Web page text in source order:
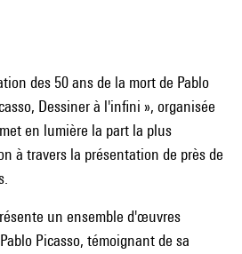
des 50 ans de la mort de Pablo
Dessiner à l'infini », organisée
en lumière la part la plus
à travers la présentation de près de
un ensemble d'œuvres
Picasso, témoignant de sa